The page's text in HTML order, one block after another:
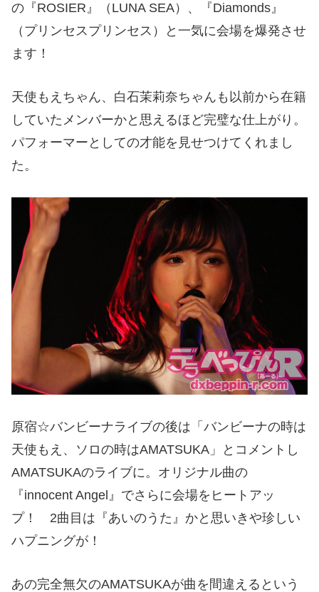
の『ROSIER』（LUNA SEA）、『Diamonds』
（プリンセスプリンセス）と一気に会場を爆発させ
ます！
天使もえちゃん、白石茉莉奈ちゃんも以前から在籍
していたメンバーかと思えるほど完璧な仕上がり。
パフォーマーとしての才能を見せつけてくれまし
た。
原宿☆バンビーナライブの後は「バンビーナの時は
天使もえ、ソロの時はAMATSUKA」とコメントし
AMATSUKAのライブに。オリジナル曲の
『innocent Angel』でさらに会場をヒートアッ
プ！ 2曲目は『あいのうた』かと思いきや珍しい
ハプニングが！
あの完全無欠のAMATSUKAが曲を間違えるという